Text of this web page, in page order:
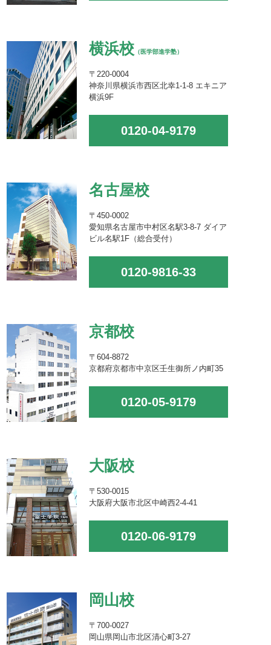
横浜校 （医学部進学塾）
〒220-0004
神奈川県横浜市西区北幸1-1-8 エキニア
横浜9F
0120-04-9179
名古屋校
〒450-0002
愛知県名古屋市中村区名駅3-8-7 ダイア
ビル名駅1F（総合受付）
0120-9816-33
京都校
〒604-8872
京都府京都市中京区壬生御所ノ内町35
0120-05-9179
大阪校
〒530-0015
大阪府大阪市北区中崎西2-4-41
0120-06-9179
岡山校
〒700-0027
岡山県岡山市北区清心町3-27